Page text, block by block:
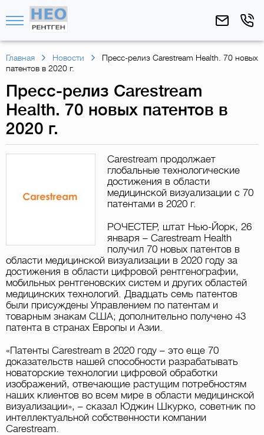
Главная Новости
Пресс-релиз Carestream Health. 70 новых
патентов в 2020 г.
Пресс-релиз Carestream
Health. 70 новых патентов в
2020 г.
Carestream продолжает
глобальные технологические
достижения в области
медицинской визуализации с 70
патентами в 2020 г.
РОЧЕСТЕР, штат Нью-Йорк, 26
января – Carestream Health
получил 70 новых патентов в
области медицинской визуализации в 2020 году за
достижения в области цифровой рентгенографии,
мобильных рентгеновских систем и других областей
медицинских технологий. Двадцать семь патентов
были присуждены Управлением по патентам и
товарным знакам США; дополнительно получено 43
патента в странах Европы и Азии.
«Патенты Carestream в 2020 году – это еще 70
доказательств нашей способности разрабатывать
новаторские технологии цифровой обработки
изображений, отвечающие растущим потребностям
наших клиентов во всем мире в области медицинской
визуализации», – сказал Юджин Шкурко, советник по
интеллектуальной собственности компании
Carestream.